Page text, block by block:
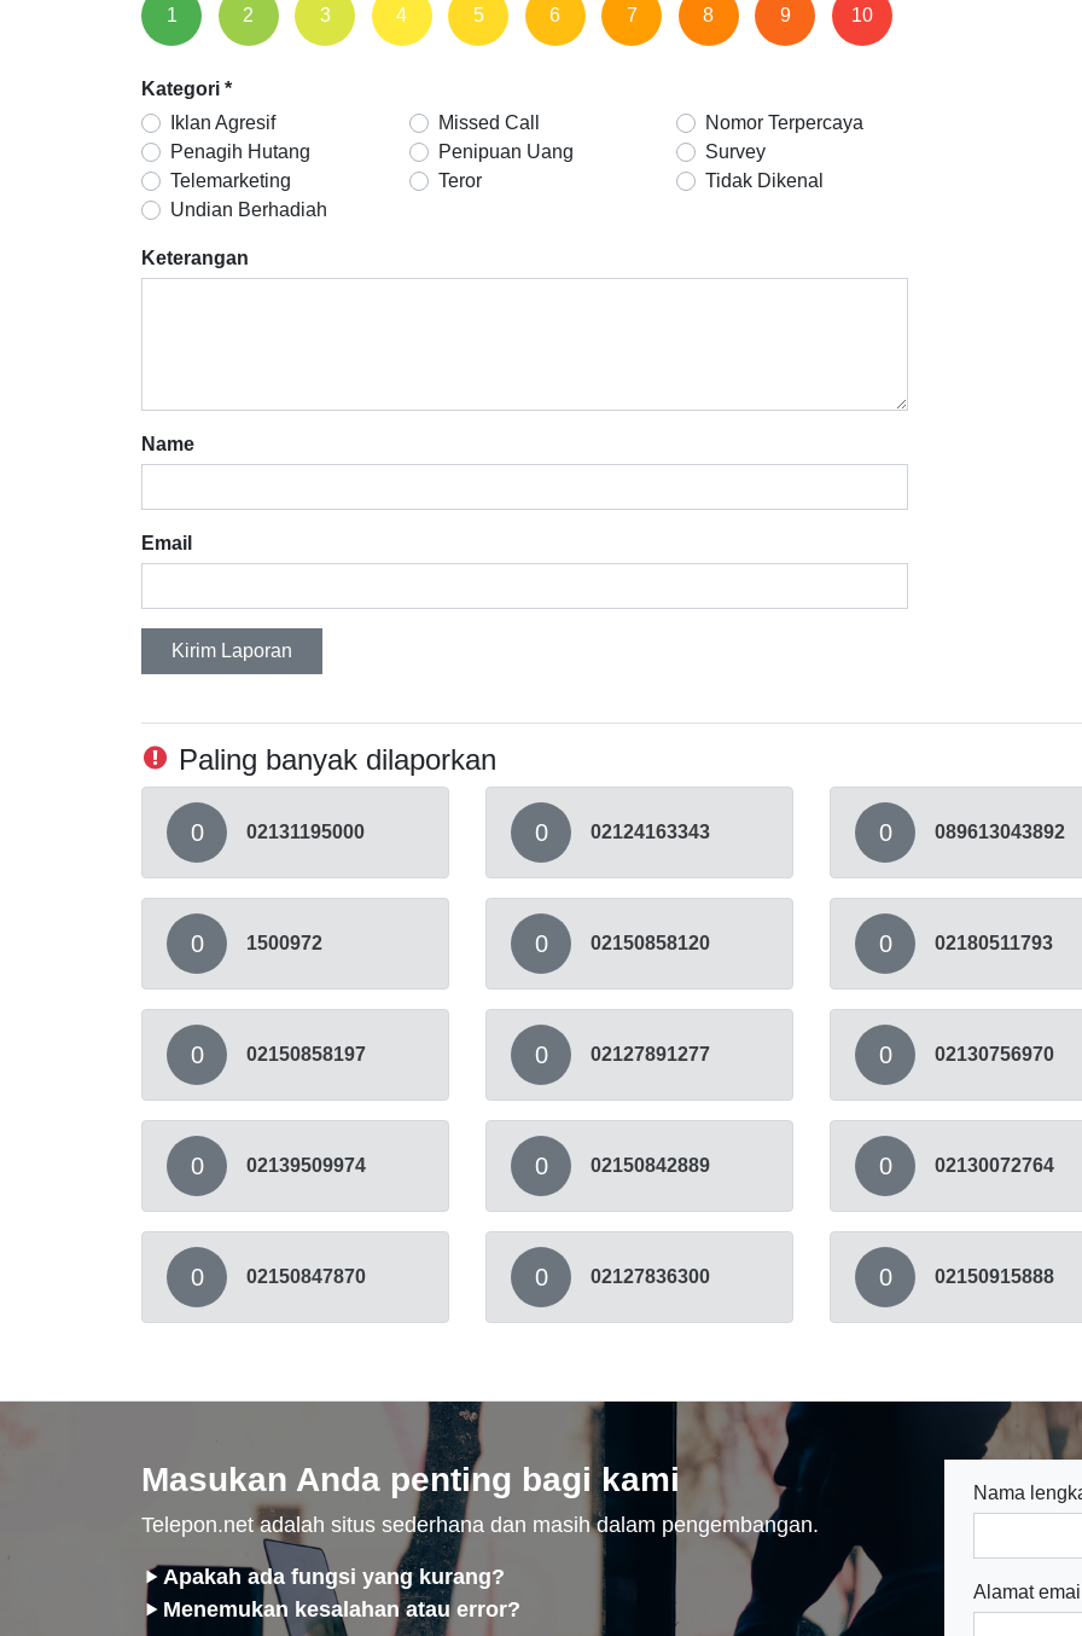
1 2 3 4 5 6 7 8 9 10
Kategori *
Iklan Agresif
Missed Call
Nomor Terpercaya
Penagih Hutang
Penipuan Uang
Survey
Telemarketing
Teror
Tidak Dikenal
Undian Berhadiah
Keterangan
Name
Email
Kirim Laporan
Paling banyak dilaporkan
0 02131195000 0 02124163343 0 089613043892
0 1500972 0 02150858120 0 02180511793
0 02150858197 0 02127891277 0 02130756970
0 02139509974 0 02150842889 0 02130072764
0 02150847870 0 02127836300 0 02150915888
Masukan Anda penting bagi kami
Telepon.net adalah situs sederhana dan masih dalam pengembangan.
Apakah ada fungsi yang kurang?
Menemukan kesalahan atau error?
Nama
Alamat